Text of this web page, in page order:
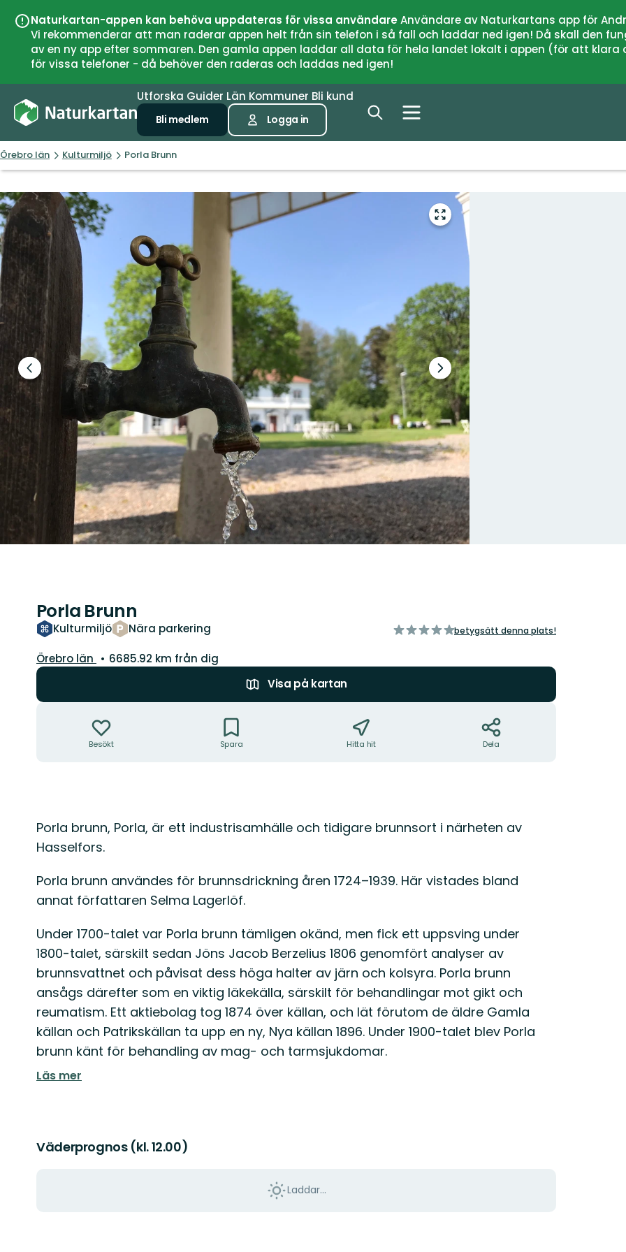
Naturkartan-appen kan behöva uppdateras för vissa användareAnvändare av Naturkartans app för
Vi rekommenderar att man raderar appen helt från sin telefon i så fall och laddar ned igen! Då skall den
av en ny app efter sommaren. Den gamla appen laddar all data för hela landet lokalt i appen (för att
för vissa telefoner - då behöver den raderas och laddas ned igen!
Utforska Guider Län Kommuner Bli kund
Bli medlem Logga in
Örebro län Kulturmiljö Porla Brunn
Gå
till
helskärmsläge
Föregående
bild
Nästa
bildspel
Porla Brunn
Kulturmiljö Nära parkering
av
betygsätt denna plats!
Län:
Örebro län
6685.92 km från dig
Visa på kartan
Besökt Spara Hitta hit Dela
Beskrivning
Porla brunn, Porla, är ett industrisamhälle och tidigare brunnsort i närheten av
Hasselfors.
Porla brunn användes för brunnsdrickning åren 1724–1939. Här vistades bland
annat författaren Selma Lagerlöf.
Under 1700-talet var Porla brunn tämligen okänd, men fick ett uppsving under
1800-talet, särskilt sedan Jöns Jacob Berzelius 1806 genomfört analyser av
brunnsvattnet och påvisat dess höga halter av järn och kolsyra. Porla brunn
ansågs därefter som en viktig läkekälla, särskilt för behandlingar mot gikt och
reumatism. Ett aktiebolag tog 1874 över källan, och lät förutom de äldre Gamla
källan och Patrikskällan ta upp en ny, Nya källan 1896. Under 1900-talet blev Porla
brunn känt för behandling av mag- och tarmsjukdomar.
Läs mer
Väderprognos (kl. 12.00)
Laddar...